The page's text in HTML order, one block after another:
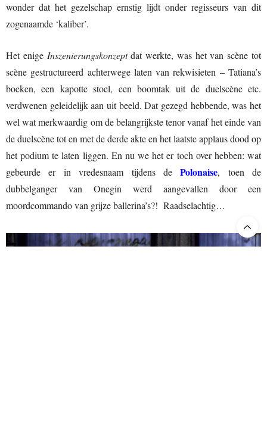
wonder dat het gezelschap ernstig lijdt onder regisseurs van dit
zogenaamde ‘kaliber’.
Het enige Inszenierungskonzeptdat werkte, was het van scène tot
scène gestructureerd achterwege laten van rekwisieten – Tatiana’s
boeken, een kapotte stoel, een boomtak uit de duelscène etc.
verdwenen geleidelijk aan uit beeld. Dat gezegd hebbende, was het
wel wat merkwaardig om de belangrijkste tenor vanaf het einde van
de duelscène tot en met de derde akte en het laatste applaus dood op
het podium te laten liggen. En nu we het er toch over hebben: wat
gebeurde er in vredesnaam tijdens dePolonaise, toen de
dubbelganger van Onegin werd aangevallen door een
moordcommando van grijze ballerina’s?! Raadselachtig…